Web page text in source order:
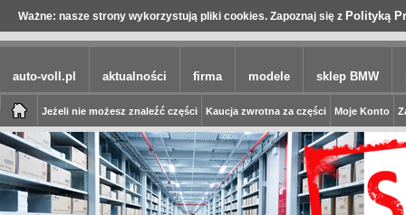
Ważne: nasze strony wykorzystują pliki cookies. Zapoznaj się z Polityką
auto-voll.pl aktualności firma modele sklep BMW
Jeżeli nie możesz znaleźć części Kaucja zwrotna za części Moje Konto